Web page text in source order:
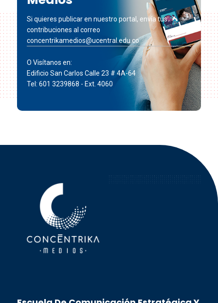
Si quieres publicar en nuestro portal, envía tus
contribuciones al correo
concentrikamedios@ucentral.edu.co
O Visítanos en:
Edificio San Carlos Calle 23 # 4A-64
Tel: 601 3239868 - Ext. 4060